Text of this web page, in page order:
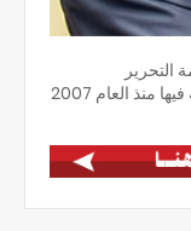
التحرير
الفلسطينية ورئيس الدائرة العسكرية والامنية فيها منذ العام 2007